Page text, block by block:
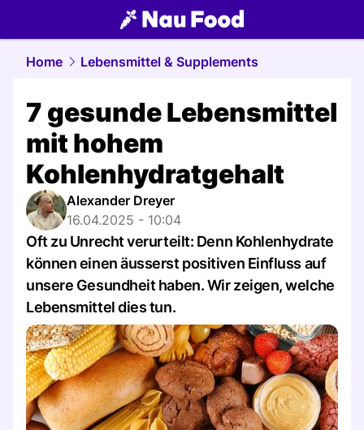
food.NAU.ch
Home Lebensmittel & Supplements
7 gesunde Lebensmittel
mit hohem
Kohlenhydratgehalt
Alexander Dreyer
16.04.2025 - 10:04
Oft zu Unrecht verurteilt: Denn Kohlenhydrate
können einen äusserst positiven Einfluss auf
unsere Gesundheit haben. Wir zeigen, welche
Lebensmittel dies tun.